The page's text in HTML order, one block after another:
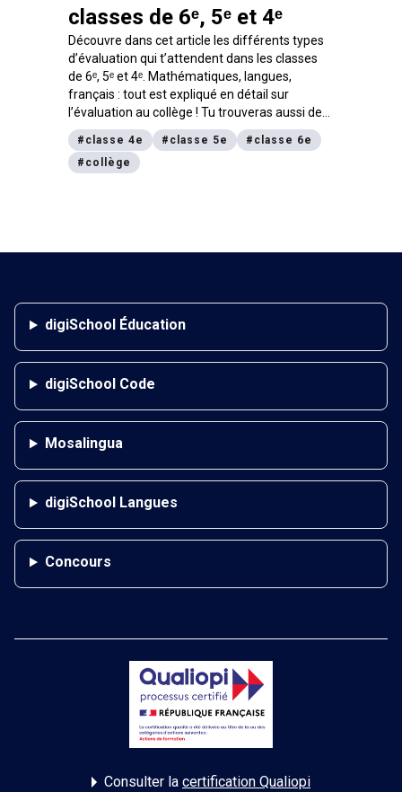
classes de 6ᵉ, 5ᵉ et 4ᵉ
Découvre dans cet article les différents types
d’évaluation qui t’attendent dans les classes
de 6ᵉ, 5ᵉ et 4ᵉ. Mathématiques, langues,
français : tout est expliqué en détail sur
l’évaluation au collège ! Tu trouveras aussi des
conseils et des précisions sur les cycles, le
socle commun et les programmes de chaque
année.
# classe 4e # classe 5e # classe 6e
# collège
digiSchool Éducation
digiSchool Code
Mosalingua
digiSchool Langues
Concours
Consulter la certification Qualiopi